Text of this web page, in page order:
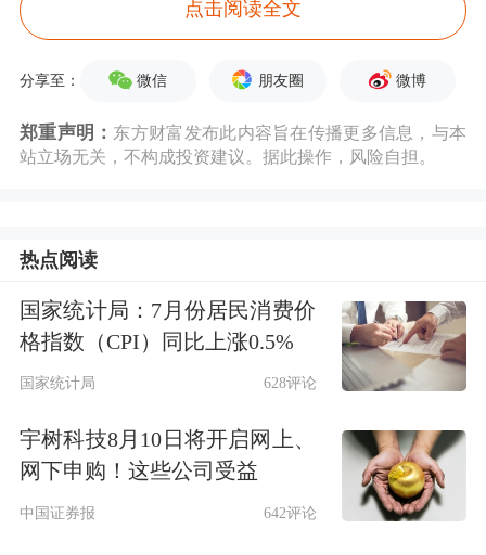
略合作，共同致力于具身智能核心部件
的创新，推进高可靠 电子
线束、高频高
系统的专业技术储备与研发成果在具身
下一代具身智能
探索制造型企业智能工厂的升级与重
构。威贸电子表示，此次合作有望充分
发挥双方资源优势，实现优势互补、合
作共赢，对公司未来发展起到积极作
用。
点击阅读全文
分享至： 微信 朋友圈 微博
郑重声明： 东方财富发布此内容旨在传播更多信息，与本
站立场无关，不构成投资建议。据此操作，风险自担。
热点阅读
国家统计局：7月份居民消费价
格指数（CPI）同比上涨0.5%
国家统计局 628评论
宇树科技8月10日将开启网上、
网下申购！这些公司受益
中国证券报 642评论